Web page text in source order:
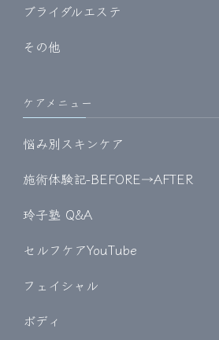
ブライダルエステ
その他
ケアメニュー
悩み別スキンケア
施術体験記-BEFORE→AFTER
玲子塾 Q&A
セルフケアYouTube
フェイシャル
ボディ